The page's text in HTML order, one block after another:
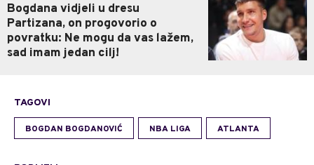
Bogdana vidjeli u dresu
Partizana, on progovorio o
povratku: Ne mogu da vas lažem,
sad imam jedan cilj!
TAGOVI
BOGDAN BOGDANOVIĆ NBA LIGA ATLANTA